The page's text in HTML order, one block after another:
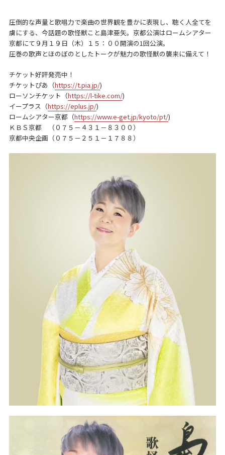
圧倒的な声量と歌唱力で楽曲の世界観を豊かに表現し、聴く人全てを
虜にする、今話題の歌怪獣こと島津亜矢。京都公演はロームシアター
京都にて９月１９日（木）１５：００開演の1回公演。
圧巻の歌声とほのぼのとしたトークが魅力の歌怪獣の襲来に備えて！
チケット好評発売中！
チケットぴあ（https://t.pia.jp/)
ローソンチケット（https://l-tike.com/)
イープラス（https://eplus.jp/)
ロームシアター京都（https://www.e-get.jp/kyoto/pt/)
ＫＢＳ京都 （０７５－４３１－８３００）
京都中央企画（０７５－２５１－１７８８）